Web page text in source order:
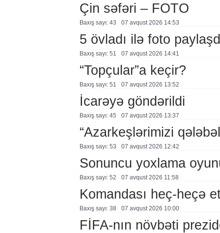
Çin səfəri – FOTO
Baxış sayı: 43 07 avqust 2026 14:53
5 övladı ilə foto
Baxış sayı: 51 07 avqust 2026 14:41
“Topçular”a keçir?
Baxış sayı: 51 07 avqust 2026 13:52
İcarəyə göndərildi
Baxış sayı: 45 07 avqust 2026 13:37
“Azarkeşlərimizi
Baxış sayı: 53 07 avqust 2026 12:42
Sonuncu yoxlama
Baxış sayı: 52 07 avqust 2026 11:58
Komandası heç-heçə
Baxış sayı: 38 07 avqust 2026 10:00
FİFA-nın növbəti